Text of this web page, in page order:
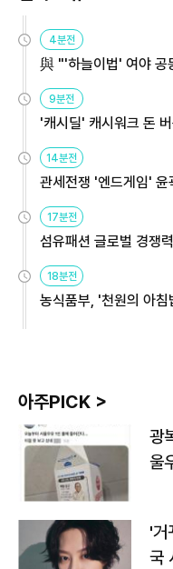
4분전
與 "'하늘이법' 여야 공
9분전
'캐시딜' 캐시워크 돈
14분전
관세전쟁 '엔드게임'
용해야
17분전
섬유패션 글로벌 경쟁
원
18분전
농식품부, '천원의 아
아주PICK >
광
울
'거
국